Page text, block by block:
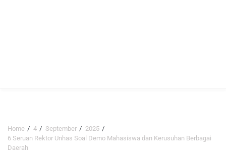
Home 4 September
2025
6 Seruan Rektor Unhas Soal Demo Mahasiswa dan Kerusuhan Berbagai
Daerah